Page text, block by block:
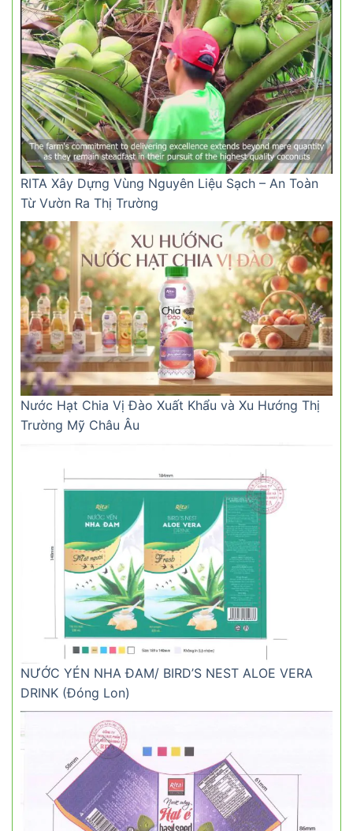
RITA Xây Dựng Vùng Nguyên Liệu Sạch – An Toàn
Từ Vườn Ra Thị Trường
Nước Hạt Chia Vị Đào Xuất Khẩu và Xu Hướng Thị
Trường Mỹ Châu Âu
NƯỚC YÉN NHA ĐAM/ BIRD’S NEST ALOE VERA
DRINK (Đóng Lon)